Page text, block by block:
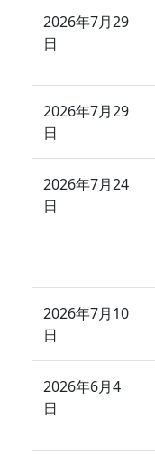
2026年7月29
日
2026年7月29
日
2026年7月24
日
2026年7月10
日
2026年6月4
日